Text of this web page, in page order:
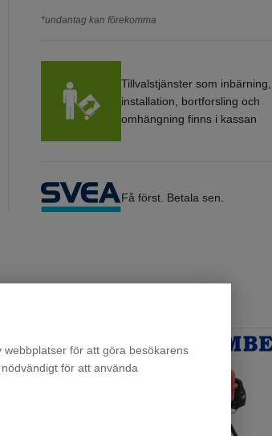
för att göra besökarens
för att använda
*undantag kan förekomma
Tillvalstjänster som inbärning,
installation, bortforsling och
omhängning finns i kassan
Få först. Betala sen.